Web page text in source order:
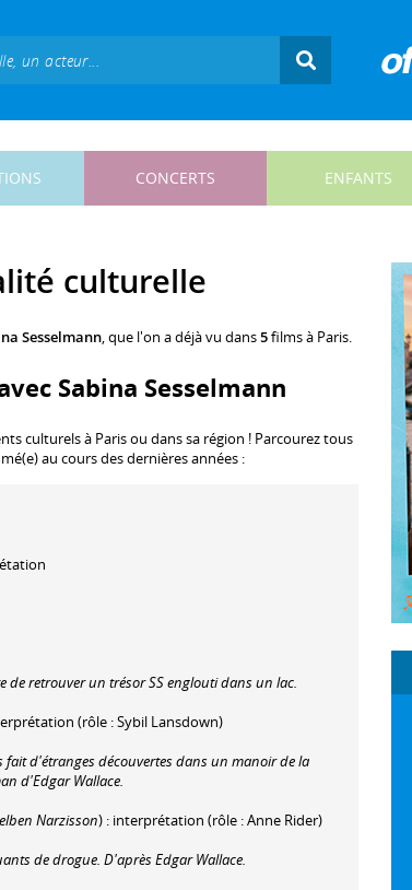
CONCERTS ENFANTS
culturelle
Sesselmann, que l'on a déjà vu dans5films à Paris.
Sabina Sesselmann
culturels à Paris ou dans sa région ! Parcourez tous
au cours des dernières années :
de retrouver un trésor SS englouti dans un lac.
(rôle : Sybil Lansdown)
d'étranges découvertes dans un manoir de la
d'Edgar Wallace.
Narzisson) : interprétation (rôle : Anne Rider)
de drogue. D'après Edgar Wallace.